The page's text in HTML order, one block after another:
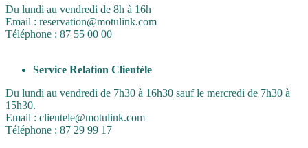
Du lundi au vendredi de 8h à 16h
Email : reservation@motulink.com
Téléphone : 87 55 00 00
Service Relation Clientèle
Du lundi au vendredi de 7h30 à 16h30 sauf le mercredi de 7h30 à
15h30.
Email : clientele@motulink.com
Téléphone : 87 29 99 17